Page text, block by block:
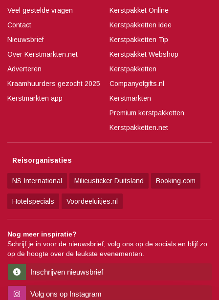
Veel gestelde vragen
Contact
Nieuwsbrief
Over Kerstmarkten.net
Adverteren
Kraamhuurders gezocht 2025
Kerstmarkten app
Kerstpakket Online
Kerstpakketten idee
Kerstpakketten Tip
Kerstpakket Webshop
Kerstpakketten
Companyofgifts.nl
Kerstmarkten
Premium kerstpakketten
Kerstpakketten.net
Reisorganisaties
NS International Milieusticker Duitsland Booking.com
Hotelspecials Voordeeluitjes.nl
Nog meer inspiratie?
Schrijf je in voor de nieuwsbrief, volg ons op de socials en blijf zo
op de hoogte over de leukste evenementen.
Inschrijven nieuwsbrief
Volg ons op Instagram